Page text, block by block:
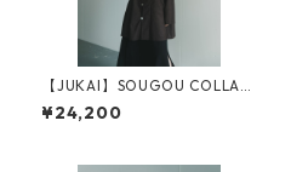
【JUKAI】SOUGOU COLLAR
SHIRTS
¥24,200